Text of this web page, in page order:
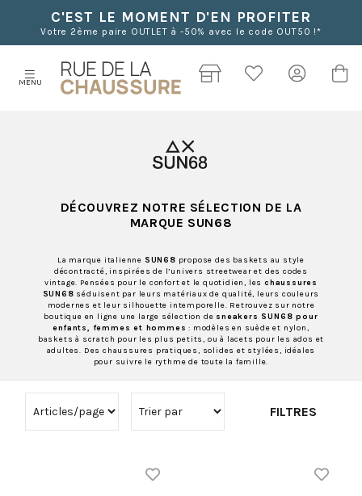
C'EST LE MOMENT D'EN PROFITER
Votre 2ème paire OUTLET à -50% avec le code OUT50 !*
MENU
DÉCOUVREZ NOTRE SÉLECTION DE LA
MARQUE SUN68
La marque italienne SUN68 propose des baskets au style
décontracté, inspirées de l’univers streetwear et des codes
vintage. Pensées pour le confort et le quotidien, leschaussures
SUN68 séduisent par leurs matériaux de qualité, leurs couleurs
modernes et leur silhouette intemporelle. Retrouvez sur notre
boutique en ligne une large sélection de sneakers SUN68 pour
enfants, femmes et hommes : modèles en suède et nylon,
baskets à scratch pour les plus petits, ou à lacets pour les ados et
adultes. Des chaussures pratiques, solides et stylées, idéales
pour suivre le rythme de toute la famille.
FILTRES